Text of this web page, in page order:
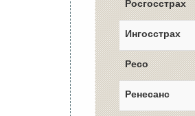
Росгосстрах
Ингосстрах
Ресо
Ренесанс